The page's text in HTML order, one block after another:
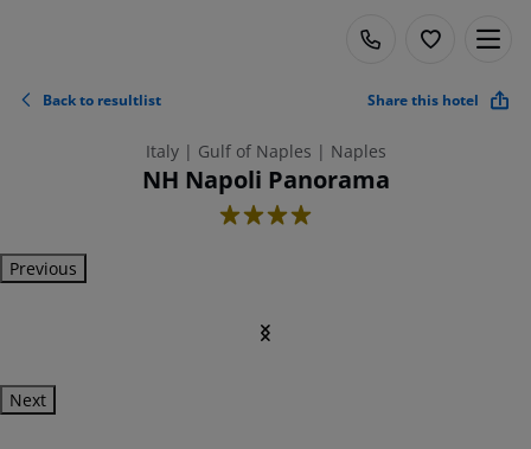
Back to resultlist Share this hotel
Italy | Gulf of Naples | Naples
NH Napoli Panorama
4
Previous
Next